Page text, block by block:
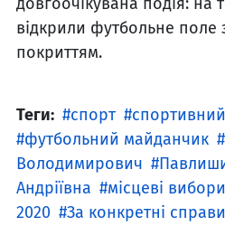
відкрили футбольне поле
покриттям.
Теги: спорт
футбольний майданчик
Володимирович
Андріївна
місцеві вибори
2020
За конкретні справи